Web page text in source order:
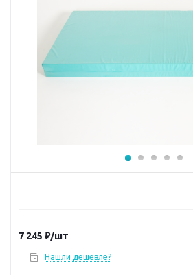
7 245 ₽/шт
Нашли дешевле?